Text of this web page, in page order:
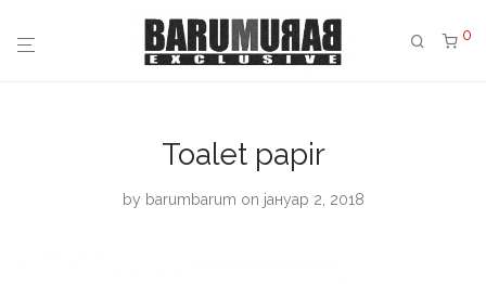
0
Toalet papir
by barumbarum on јануар 2, 2018